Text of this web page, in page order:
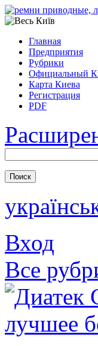
Главная
Предприятия
Рубрики
Официальный
Карта Киева
Регистрация
PDF
Вход
Все